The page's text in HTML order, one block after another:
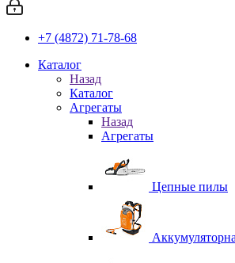
+7 (4872) 71-78-68
Каталог
Назад
Каталог
Агрегаты
Назад
Агрегаты
Цепные пилы